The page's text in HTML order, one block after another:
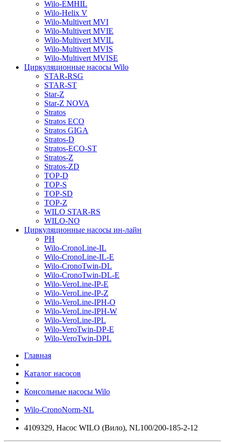
Wilo-EMHIL
Wilo-Helix V
Wilo-Multivert MVI
Wilo-Multivert MVIE
Wilo-Multivert MVIL
Wilo-Multivert MVIS
Wilo-Multivert MVISE
Циркуляционные насосы Wilo
STAR-RSG
STAR-ST
Star-Z
Star-Z NOVA
Stratos
Stratos ECO
Stratos GIGA
Stratos-D
Stratos-ECO-ST
Stratos-Z
Stratos-ZD
TOP-D
TOP-S
TOP-SD
TOP-Z
WILO STAR-RS
WILO-NO
Циркуляционные насосы ин-лайн
PH
Wilo-CronoLine-IL
Wilo-CronoLine-IL-E
Wilo-CronoTwin-DL
Wilo-CronoTwin-DL-E
Wilo-VeroLine-IP-E
Wilo-VeroLine-IP-Z
Wilo-VeroLine-IPH-O
Wilo-VeroLine-IPH-W
Wilo-VeroLine-IPL
Wilo-VeroTwin-DP-E
Wilo-VeroTwin-DPL
Главная
Каталог насосов
Консольные насосы Wilo
Wilo-CronoNorm-NL
4109329, Насос WILO (Вило), NL100/200-185-2-12